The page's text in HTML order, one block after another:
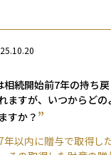
相続開始前7年の持ち
ますが、いつからどの
すか？ ”
年以内に贈与で取得し